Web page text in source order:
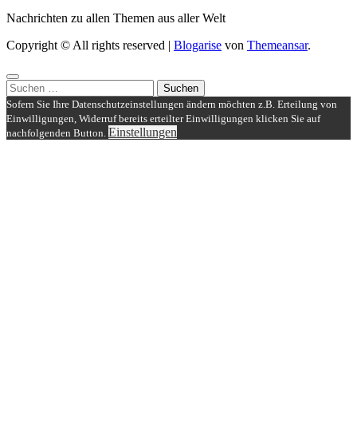
Nachrichten zu allen Themen aus aller Welt
Copyright © All rights reserved
Blogarise von Themeansar.
Suchen
nach:
Sofern Sie Ihre Datenschutzeinstellungen ändern möchten z.B. Erteilung von
Einwilligungen, Widerruf bereits erteilter Einwilligungen klicken Sie auf
nachfolgenden Button. Einstellungen